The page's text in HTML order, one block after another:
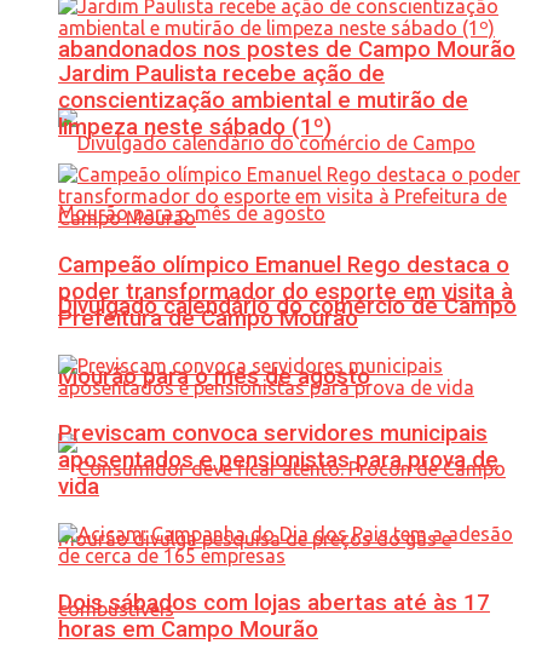
abandonados nos postes de Campo Mourão
Divulgado calendário do comércio de Campo
Mourão para o mês de agosto
Jardim Paulista recebe ação de
conscientização ambiental e mutirão de
limpeza neste sábado (1º)
Campeão olímpico Emanuel Rego destaca o
poder transformador do esporte em visita à
Prefeitura de Campo Mourão
Previscam convoca servidores municipais
aposentados e pensionistas para prova de
vida
Dois sábados com lojas abertas até às 17
horas em Campo Mourão